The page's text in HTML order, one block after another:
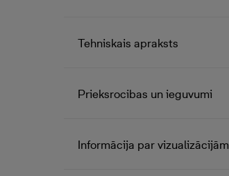
Tehniskais apraksts
Prieksrocibas un ieguvumi
Informācija par vizualizācijām